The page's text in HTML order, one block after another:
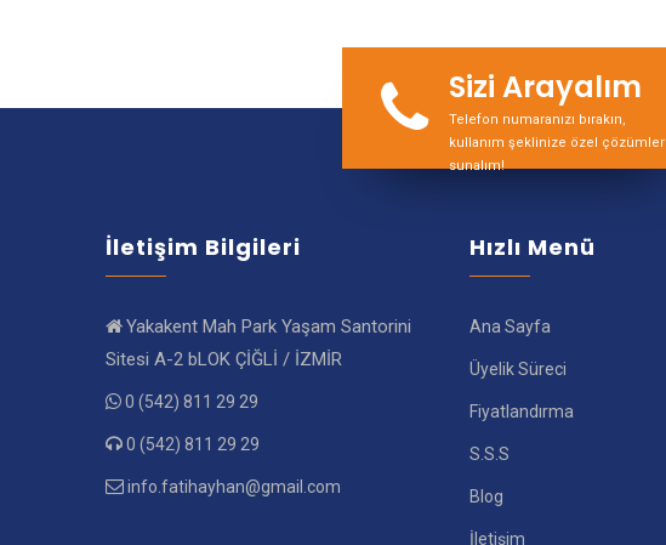
Sizi Arayalım
Telefon numaranızı bırakın,
kullanım şeklinize özel çözümler
sunalım!
İletişim Bilgileri
Yakakent Mah Park Yaşam Santorini
Sitesi A-2 bLOK ÇİĞLİ / İZMİR
0 (542) 811 29 29
0 (542) 811 29 29
info.fatihayhan@gmail.com
Hızlı Menü
Ana Sayfa
Üyelik Süreci
Fiyatlandırma
S.S.S
Blog
İletişim